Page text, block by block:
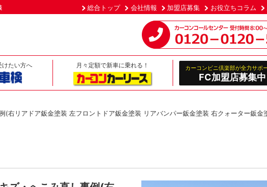
総合トップ 会社情報 加盟店募集 お役立ちコラム
けたい方へ 月々定額で新車に乗れる！ カーコンビニ倶楽部が全力サポ
FC加盟店募集中
右リアドア鈑金塗装 左フロントドア鈑金塗装 リアバンパー鈑金塗装 右クォーター鈑金